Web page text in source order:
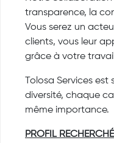
transparence, la
Vous serez un
clients, vous leur
grâce à votre
Tolosa Services
diversité, chaque
même importance.
PROFIL RECHERCHÉ